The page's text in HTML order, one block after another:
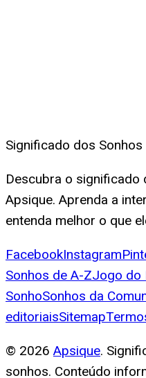
Significado dos Sonhos
Descubra o significado
Apsique. Aprenda a
entenda melhor o que
FacebookInstagram
Sonhos de A-ZJogo do
SonhoSonhos da
editoriaisSitemap
© 2026 Apsique.
sonhos. Conteúdo